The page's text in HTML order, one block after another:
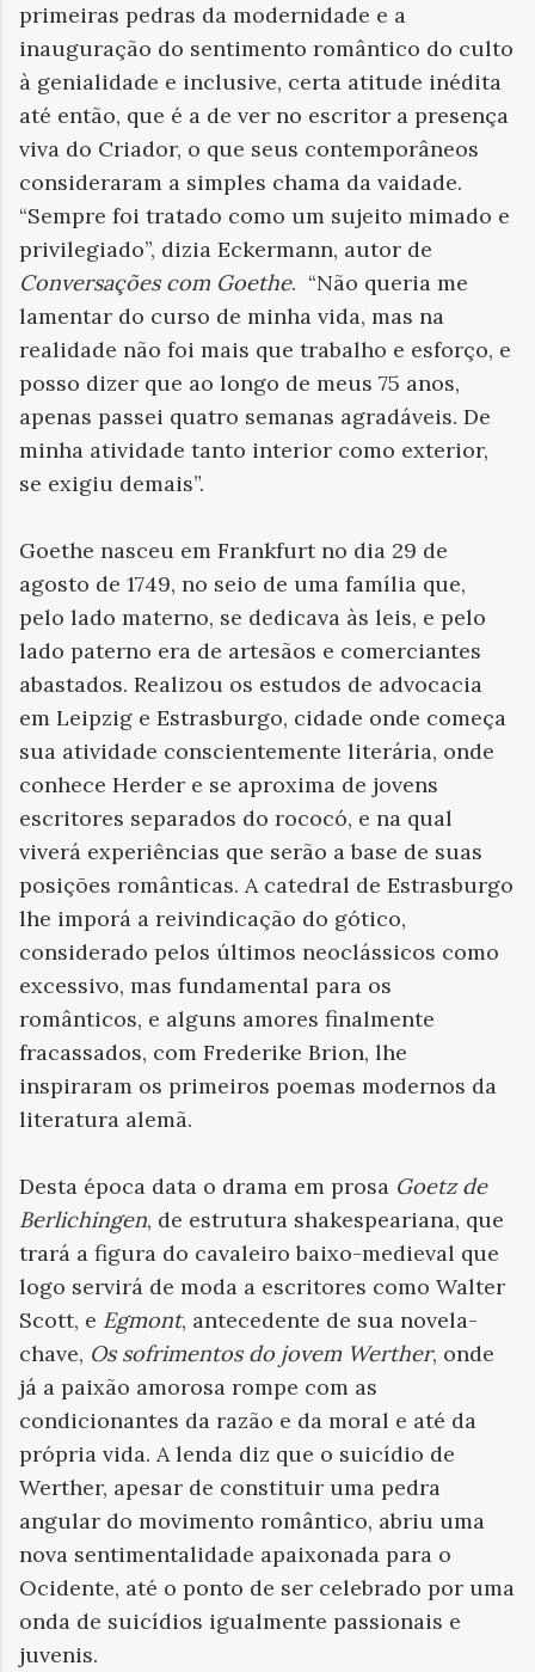
primeiras pedras da modernidade e a
inauguração do sentimento romântico do culto
à genialidade e inclusive, certa atitude inédita
até então, que é a de ver no escritor a presença
viva do Criador, o que seus contemporâneos
consideraram a simples chama da vaidade.
“Sempre foi tratado como um sujeito mimado e
privilegiado”, dizia Eckermann, autor de
Conversações com Goethe. “Não queria me
lamentar do curso de minha vida, mas na
realidade não foi mais que trabalho e esforço, e
posso dizer que ao longo de meus 75 anos,
apenas passei quatro semanas agradáveis. De
minha atividade tanto interior como exterior,
se exigiu demais”.
Goethe nasceu em Frankfurt no dia 29 de
agosto de 1749, no seio de uma família que,
pelo lado materno, se dedicava às leis, e pelo
lado paterno era de artesãos e comerciantes
abastados. Realizou os estudos de advocacia
em Leipzig e Estrasburgo, cidade onde começa
sua atividade conscientemente literária, onde
conhece Herder e se aproxima de jovens
escritores separados do rococó, e na qual
viverá experiências que serão a base de suas
posições românticas. A catedral de Estrasburgo
lhe imporá a reivindicação do gótico,
considerado pelos últimos neoclássicos como
excessivo, mas fundamental para os
românticos, e alguns amores finalmente
fracassados, com Frederike Brion, lhe
inspiraram os primeiros poemas modernos da
literatura alemã.
Desta época data o drama em prosa Goetz de
Berlichingen, de estrutura shakespeariana, que
trará a figura do cavaleiro baixo-medieval que
logo servirá de moda a escritores como Walter
Scott, e Egmont, antecedente de sua novela-
chave, Os sofrimentos do jovem Werther, onde
já a paixão amorosa rompe com as
condicionantes da razão e da moral e até da
própria vida. A lenda diz que o suicídio de
Werther, apesar de constituir uma pedra
angular do movimento romântico, abriu uma
nova sentimentalidade apaixonada para o
Ocidente, até o ponto de ser celebrado por uma
onda de suicídios igualmente passionais e
juvenis.